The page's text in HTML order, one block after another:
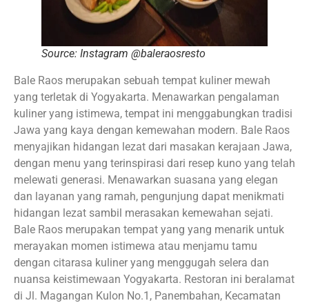
Source: Instagram @baleraosresto
Bale Raos merupakan sebuah tempat kuliner mewah
yang terletak di Yogyakarta. Menawarkan pengalaman
kuliner yang istimewa, tempat ini menggabungkan tradisi
Jawa yang kaya dengan kemewahan modern. Bale Raos
menyajikan hidangan lezat dari masakan kerajaan Jawa,
dengan menu yang terinspirasi dari resep kuno yang telah
melewati generasi. Menawarkan suasana yang elegan
dan layanan yang ramah, pengunjung dapat menikmati
hidangan lezat sambil merasakan kemewahan sejati.
Bale Raos merupakan tempat yang yang menarik untuk
merayakan momen istimewa atau menjamu tamu
dengan citarasa kuliner yang menggugah selera dan
nuansa keistimewaan Yogyakarta. Restoran ini beralamat
di Jl. Magangan Kulon No.1, Panembahan, Kecamatan